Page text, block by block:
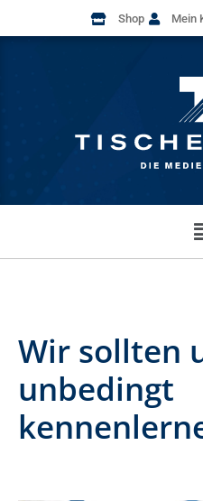
Shop Mein
Wir sollten
unbedingt